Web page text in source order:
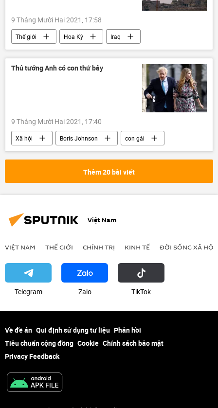
9 Tháng Mười Hai 2021, 17:58
Thế giới Hoa Kỳ
Iraq
xung đột quân sự
Thủ tướng Anh có con thứ bảy
9 Tháng Mười Hai 2021, 17:40
Xã hội Boris Johnson con gái
Thêm 20 bài viết
Việt Nam
VIỆT NAM THẾ GIỚI CHÍNH TRỊ KINH TẾ ĐỜI SỐNG XÃ HỘI
Telegram Zalo ТikТоk
Về đề án Qui định sử dụng tư liệu Phản hồi
Tiêu chuẩn cộng đồng Cookie Chính sách bảo mật
Privacy Feedback